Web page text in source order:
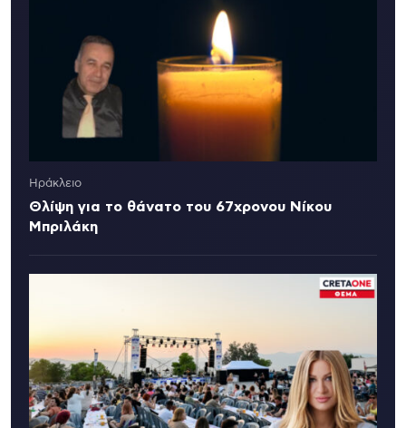
Ηράκλειο
Θλίψη για το θάνατο του 67χρονου Νίκου
Μπριλάκη